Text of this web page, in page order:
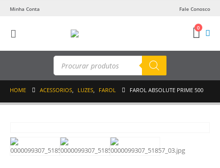
Minha Conta Fale Conosco
0
Pesquisar
produtos
HOME ACESSORIOS, LUZES, FAROL FAROL ABSOLUTE PRIME 500